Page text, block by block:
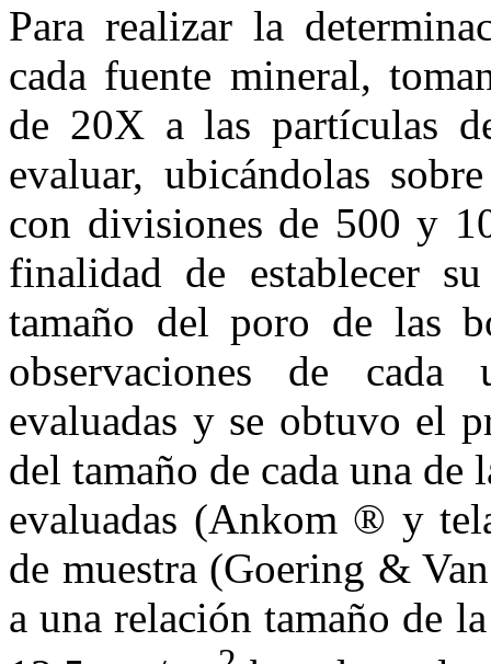
Para realizar la
cada fuente mineral,
de 20X a las partículas
evaluar, ubicándolas
con divisiones de 500 y
finalidad de establecer
tamaño del poro de las
observaciones de
evaluadas y se obtuvo el
del tamaño de cada una de
evaluadas (Ankom ® y
de muestra (Goering &
a una relación tamaño de